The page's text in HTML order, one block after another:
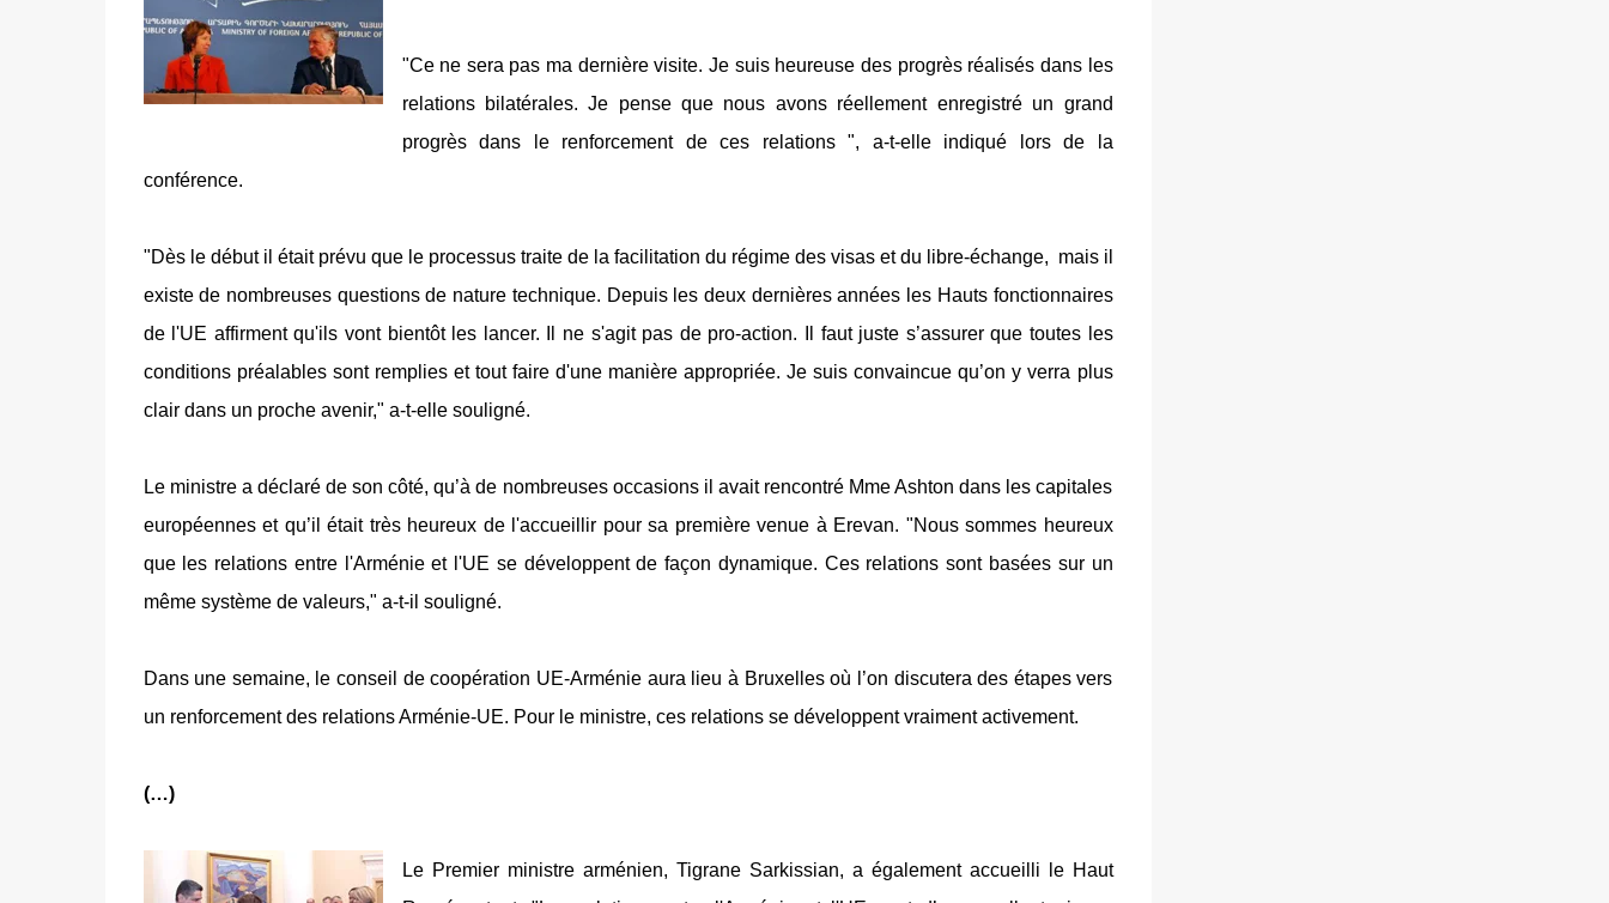
"Ce ne sera pas ma dernière visite. Je suis heureuse des progrès réalisés dans les
relations bilatérales. Je pense que nous avons réellement enregistré un grand
progrès dans le renforcement de ces relations ", a-t-elle indiqué lors de la
conférence.
"Dès le début il était prévu que le processus traite de la facilitation du régime des visas et du libre-échange, mais il
existe de nombreuses questions de nature technique. Depuis les deux dernières années les Hauts fonctionnaires
de l'UE affirment qu'ils vont bientôt les lancer. Il ne s'agit pas de pro-action. Il faut juste s’assurerque toutes les
conditions préalables sont remplies et tout faire d'une manière appropriée. Je suis convaincue qu’on y verra plus
clair dans un proche avenir," a-t-elle souligné.
Le ministre a déclaré de son côté, qu’à de nombreuses occasions il avait rencontré Mme Ashton dans les capitales
européennes et qu’il était très heureux de l'accueillir pour sa première venue à Erevan. "Nous sommes heureux
que les relations entre l'Arménie et l'UE se développent de façon dynamique. Ces relations sont basées sur un
même système de valeurs," a-t-il souligné.
Dans une semaine, le conseil de coopération UE-Arménie aura lieu à Bruxelles où l’on discutera des étapes vers
un renforcement des relations Arménie-UE. Pour le ministre, ces relations se développent vraiment activement.
(…)
Le Premier ministre arménien, Tigrane Sarkissian, a également accueilli le Haut